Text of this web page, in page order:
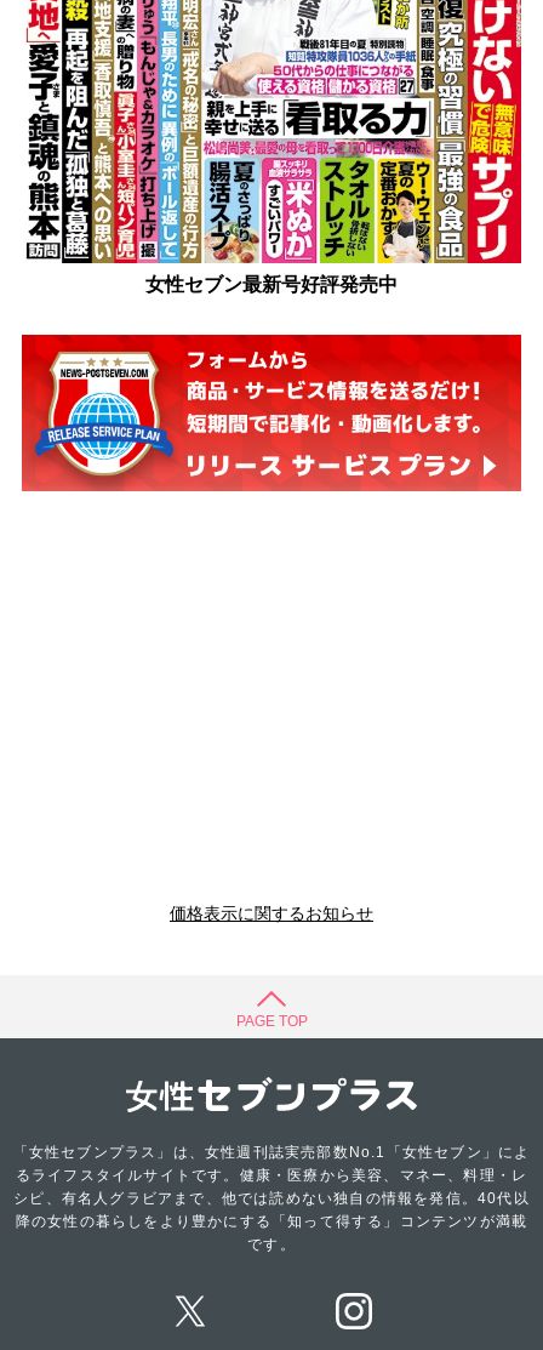
女性セブン最新号好評発売中
価格表示に関するお知らせ
PAGE TOP
「女性セブンプラス」は、女性週刊誌実売部数No.1「女性セブン」によ
るライフスタイルサイトです。健康・医療から美容、マネー、料理・レ
シピ、有名人グラビアまで、他では読めない独自の情報を発信。40代以
降の女性の暮らしをより豊かにする「知って得する」コンテンツが満載
です。